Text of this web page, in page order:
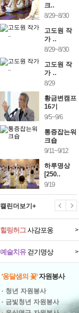
크..
8/29~8/30
고도원 작
가 ..
8/29~8/30
고도원 작
가 ..
8/29
황금변캠프
16기
9/5~9/6
통증잡는워
크숍
9/11~9/12
하루명상
[250..
9/19
캘린더보기+
예술치유걷기명상 >
힐링허그사감포옹 >
'옹달샘의 꽃'자원봉사
· 청년 자원봉사
· 금빛청년 자원봉사